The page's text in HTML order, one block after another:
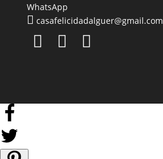
WhatsApp
 casafelicidadalguer@gmail.com
  